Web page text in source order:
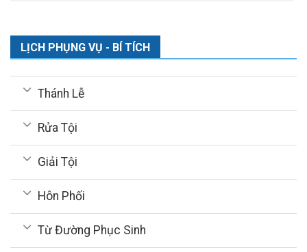
LỊCH PHỤNG VỤ - BÍ TÍCH
Thánh Lễ
Rửa Tội
Giải Tội
Hôn Phối
Từ Đường Phục Sinh